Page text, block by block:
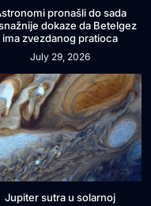
pronašli do sada
dokaze da Betelgez
ima zvezdanog pratioca
July 29, 2026
Jupiter sutra u solarnoj